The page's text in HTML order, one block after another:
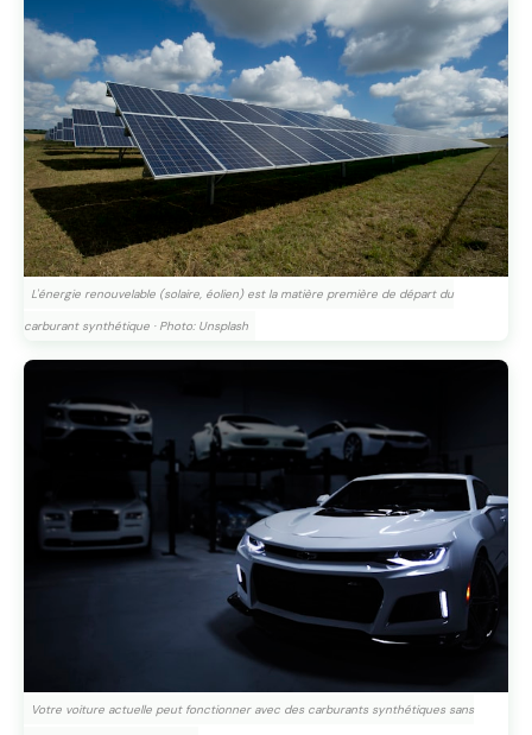
L'énergie renouvelable (solaire, éolien) est la matière première de départ du
carburant synthétique · Photo: Unsplash
Votre voiture actuelle peut fonctionner avec des carburants synthétiques sans